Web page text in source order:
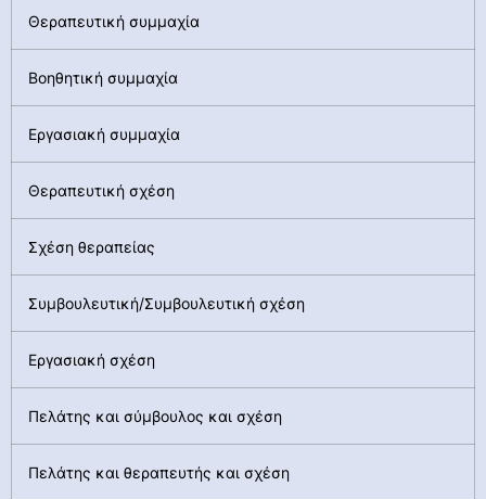
Θεραπευτική συμμαχία
Βοηθητική συμμαχία
Εργασιακή συμμαχία
Θεραπευτική σχέση
Σχέση θεραπείας
Συμβουλευτική/Συμβουλευτική σχέση
Εργασιακή σχέση
Πελάτης και σύμβουλος και σχέση
Πελάτης και θεραπευτής και σχέση